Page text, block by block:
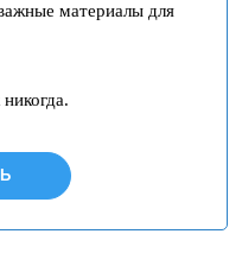
материалы для